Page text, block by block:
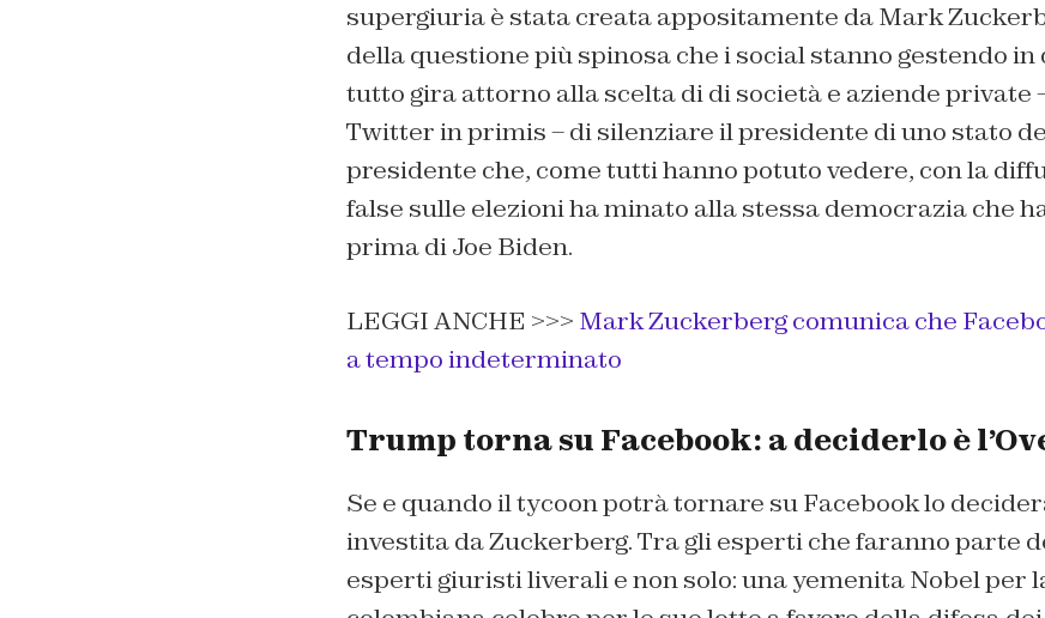
supergiuria è stata creata appositamente da Mark
della questione più spinosa che i social stanno gestendo
tutto gira attorno alla scelta di di società e aziende private
Twitter in primis – di silenziare il presidente di uno stato
presidente che, come tutti hanno potuto vedere, con la
false sulle elezioni ha minato alla stessa democrazia che
prima di Joe Biden.
LEGGI ANCHE >>> Mark Zuckerberg comunica che
a tempo indeterminato
Trump torna su Facebook: a deciderlo è
Se e quando il tycoon potrà tornare su Facebook lo
investita da Zuckerberg. Tra gli esperti che faranno parte
esperti giuristi liverali e non solo: una yemenita Nobel per